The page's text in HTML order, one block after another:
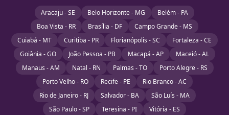
Aracaju - SE Belo Horizonte - MG
Belém - PA
Boa Vista - RR
Brasília - DF
Campo Grande - MS
Cuiabá - MT
Curitiba - PR Florianópolis - SC
Fortaleza - CE
Goiânia - GO
João Pessoa - PB Macapá - AP
Maceió - AL
Manaus - AM
Natal - RN Palmas - TO
Porto Alegre - RS
Porto Velho - RO
Recife - PE
Rio Branco - AC
Rio de Janeiro - RJ
Salvador - BA
São Luís - MA
São Paulo - SP
Teresina - PI Vitória - ES